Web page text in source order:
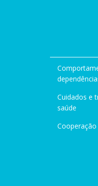
Cuidados e
saúde